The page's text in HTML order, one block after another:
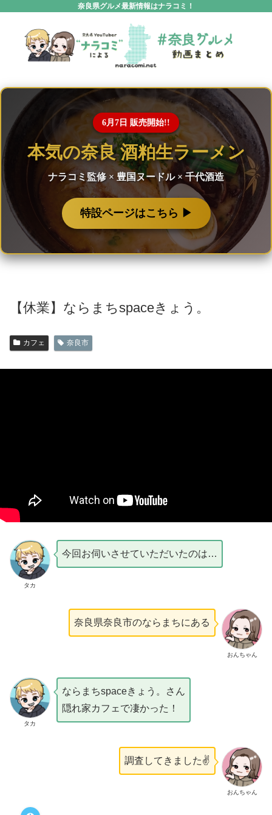
奈良県グルメ最新情報はナラコミ！
6月7日 販売開始!!
本気の奈良 酒粕生ラーメン
ナラコミ監修 × 豊国ヌードル × 千代酒造
特設ページはこちら ▶︎
【休業】ならまちspaceきょう。
カフェ 奈良市
タカ
今回お伺いさせていただいたのは…
おんちゃん
奈良県奈良市のならまちにある
タカ
ならまちspaceきょう。さん
隠れ家カフェで凄かった！
おんちゃん
調査してきました✌️